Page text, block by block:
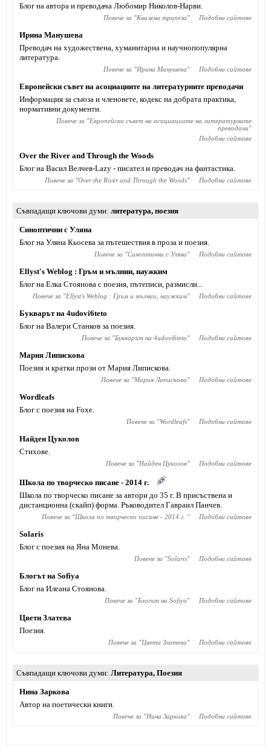
Блог на автора и преводача Любомир Николов-Нарви.
Повече за "Книжна трапеза" Подобни сайтове
Ирина Манушева
Преводач на художествена, хуманитарна и научнопопулярна
литература.
Повече за "Ирина Манушева" Подобни сайтове
Европейски съвет на асоциациите на литературните преводачи
Информация за съюза и членовете, кодекс на добрата практика,
нормативни документи.
Повече за "Европейски съвет на асоциациите на литературните
преводачи"
Подобни сайтове
Over the River and Through the Woods
Блог на Васил Велчев-Lazy - писател и преводач на фантастика.
Повече за "Over the River and Through the Woods" Подобни сайтове
Съвпадащи ключови думи литература, поезия
Синоптични с Уляна
Блог на Уляна Кьосева за пътешествия в проза и поезия.
Повече за "Синоптични с Уляна" Подобни сайтове
Ellyst's Weblog : Гръм и мълнии, наужким
Блог на Елка Стоянова с поезия, пътеписи, размисли...
Повече за "Ellyst's Weblog : Гръм и мълнии, наужким" Подобни сайтове
Букварът на 4udovi6teto
Блог на Валери Станков за поезия.
Повече за "Букварът на 4udovi6teto" Подобни сайтове
Мария Липискова
Поезия и кратки прози от Мария Липискова.
Повече за "Мария Липискова" Подобни сайтове
Wordleafs
Блог с поезия на Foxe.
Повече за "Wordleafs" Подобни сайтове
Найден Цуколов
Стихове.
Повече за "Найден Цуколов" Подобни сайтове
Школа по творческо писане - 2014 г.
Школа по творческо писане за автори до 35 г. В присъствена и
дистанционна (скайп) форма. Ръководител Гавраил Панчев.
Повече за "Школа по творческо писане - 2014 г. " Подобни сайтове
Solaris
Блог с поезия на Яна Монева.
Повече за "Solaris" Подобни сайтове
Блогът на Sofiya
Блог на Илеана Стоянова.
Повече за "Блогът на Sofiya" Подобни сайтове
Цвети Златева
Поезия.
Повече за "Цвети Златева" Подобни сайтове
Съвпадащи ключови думи Литература, Поезия
Нина Заркова
Автор на поетически книги.
Повече за "Нина Заркова" Подобни сайтове